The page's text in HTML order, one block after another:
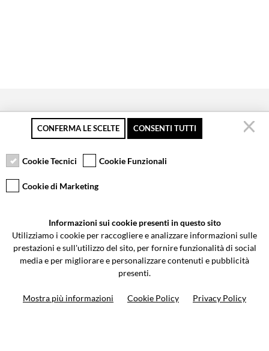
Pagamento sicuro
Resi gratuiti fino a 30
Servizio clienti
Via Galileo Galilei 5 | Verano Brianza (MB) 20843 | ITALY
0362-805407-info@valtermoto.com
CONFERMA LE SCELTE CONSENTI TUTTI
Cookie Tecnici Cookie Funzionali
Cookie di Marketing
Informazioni sui cookie presenti in questo sito
Utilizziamo i cookie per raccogliere e analizzare informazioni sulle
prestazioni e sull'utilizzo del sito, per fornire funzionalità di social
media e per migliorare e personalizzare contenuti e pubblicità
presenti.
Mostra più informazioni Cookie Policy Privacy Policy